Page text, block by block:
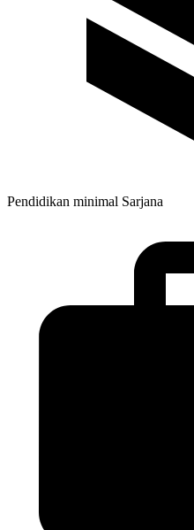
Pendidikan minimal Sarjana